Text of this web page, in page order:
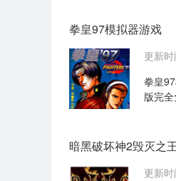
拳皇97模拟器游戏
更新
拳皇
版完
暗黑破坏神2毁灭之
更新